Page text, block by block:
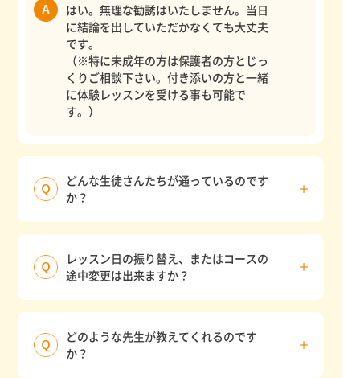
はい。無理な勧誘はいたしません。当日
に結論を出していただかなくても大丈夫
です。
（※特に未成年の方は保護者の方とじっ
くりご相談下さい。付き添いの方と一緒
に体験レッスンを受ける事も可能で
す。）
どんな生徒さんたちが通っているのです
か？
レッスン日の振り替え、またはコースの
途中変更は出来ますか？
どのような先生が教えてくれるのです
か？